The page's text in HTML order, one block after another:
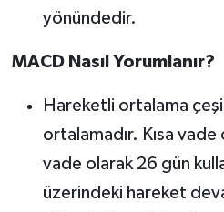
yönündedir.
MACD Nasıl Yorumlanır?
Hareketli ortalama
ortalamadır. Kısa
vade olarak 26 gün
üzerindeki hareket